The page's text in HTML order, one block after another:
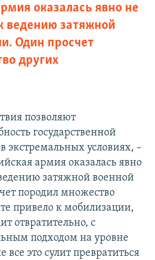
оказалась явно не
ведению затяжной
Один просчет
других
позволяют
государственной
экстремальных условиях, –
армия оказалась явно
затяжной военной
породил множество
привело к мобилизации,
отвратительно, с
подходом на уровне
все это сулит превратиться